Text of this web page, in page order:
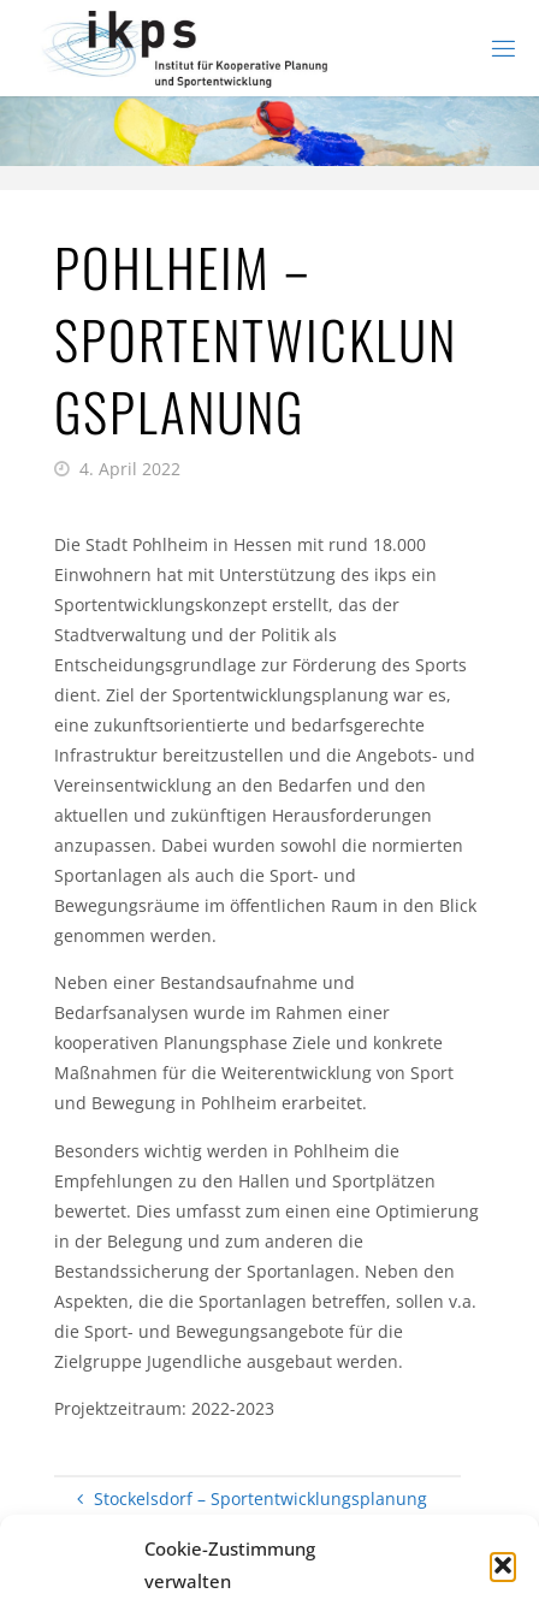
Cookie-Zustimmung
verwalten
springen
POHLHEIM –
SPORTENTWICKLUN
GSPLANUNG
4. April 2022
Die Stadt Pohlheim in Hessen mit rund 18.000
Einwohnern hat mit Unterstützung des ikps ein
Sportentwicklungskonzept erstellt, das der
Stadtverwaltung und der Politik als
Entscheidungsgrundlage zur Förderung des Sports
dient. Ziel der Sportentwicklungsplanung war es,
eine zukunftsorientierte und bedarfsgerechte
Infrastruktur bereitzustellen und die Angebots- und
Vereinsentwicklung an den Bedarfen und den
aktuellen und zukünftigen Herausforderungen
anzupassen. Dabei wurden sowohl die normierten
Sportanlagen als auch die Sport- und
Bewegungsräume im öffentlichen Raum in den Blick
genommen werden.
Neben einer Bestandsaufnahme und
Bedarfsanalysen wurde im Rahmen einer
kooperativen Planungsphase Ziele und konkrete
Maßnahmen für die Weiterentwicklung von Sport
und Bewegung in Pohlheim erarbeitet.
Besonders wichtig werden in Pohlheim die
Empfehlungen zu den Hallen und Sportplätzen
bewertet. Dies umfasst zum einen eine Optimierung
in der Belegung und zum anderen die
Bestandssicherung der Sportanlagen. Neben den
Aspekten, die die Sportanlagen betreffen, sollen v.a.
die Sport- und Bewegungsangebote für die
Zielgruppe Jugendliche ausgebaut werden.
Projektzeitraum: 2022-2023
Stockelsdorf – Sportentwicklungsplanung
So will Schleswig-Holstein ein Sportland